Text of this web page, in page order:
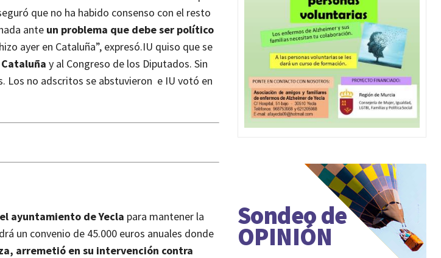
que no ha habido consenso con el resto
ante un problema que debe ser político
ayer en Cataluña”, expresó.IU quiso que se
y al Congreso de los Diputados. Sin
Los no adscritos se abstuvieron e IU votó en
ayuntamiento de Yecla para mantener la
un convenio de 45.000 euros anuales donde
arremetió en su intervención contra
Sondeo de
OPINIÓN